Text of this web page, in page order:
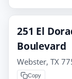
251 El
Boulevard
Webster, TX
Copy